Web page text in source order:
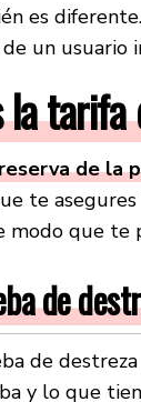
es
un usuario
la
de la
te
modo que te
de
de
y lo que